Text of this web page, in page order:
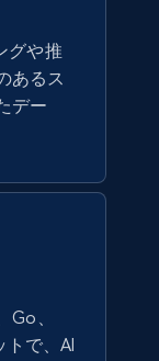
About
and
グや推
あるス
デー
Go、
トで、AI